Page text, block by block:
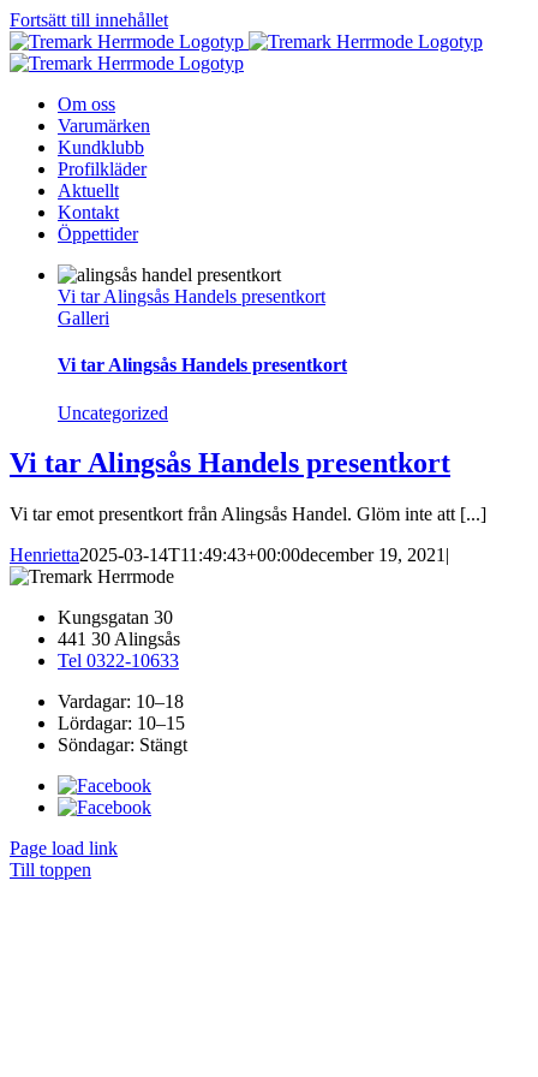
Fortsätt till innehållet
Om oss
Varumärken
Kundklubb
Profilkläder
Aktuellt
Kontakt
Öppettider
Vi tar Alingsås Handels presentkort
Galleri
Vi tar Alingsås Handels presentkort
Uncategorized
Vi tar Alingsås Handels presentkort
Vi tar emot presentkort från Alingsås Handel. Glöm inte att [...]
Henrietta2025-03-14T11:49:43+00:00december 19, 2021 |
Kungsgatan 30
441 30 Alingsås
Tel 0322-10633
Vardagar: 10–18
Lördagar: 10–15
Söndagar: Stängt
Page load link
Till toppen